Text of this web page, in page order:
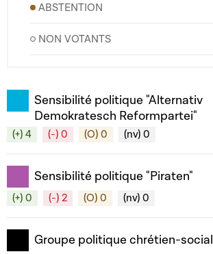
ABSTENTION
NON VOTANTS
Sensibilité politique "Alternativ
Demokratesch Reformpartei"
(+) 4 (-) 0 (O) 0 (nv) 0
Sensibilité politique "Piraten"
(+) 0 (-) 2 (O) 0 (nv) 0
Groupe politique chrétien-social